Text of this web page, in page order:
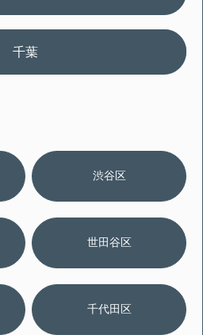
千葉
渋谷区
世田谷区
千代田区